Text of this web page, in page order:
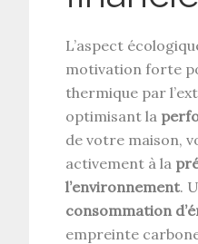
L’aspect
motivation forte
thermique par
optimisant la
de votre maison,
activement à la
l’environnement.
consommation
empreinte